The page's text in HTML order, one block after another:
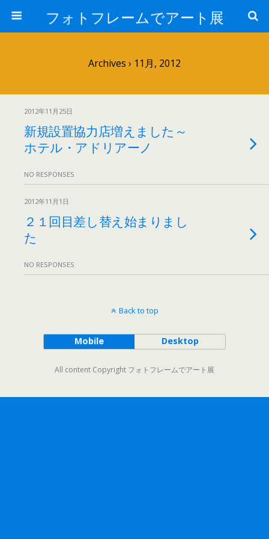
フォトフレームでアート展
Archives › 11月, 2012
2012年11月25日
新規設置協力店増えました～
ホテル・アドリアーノ
NO RESPONSES
2012年11月1日
２１回目差し替え始まりまし
た
NO RESPONSES
Back to top
Mobile Desktop
All content Copyright フォトフレームでアート展